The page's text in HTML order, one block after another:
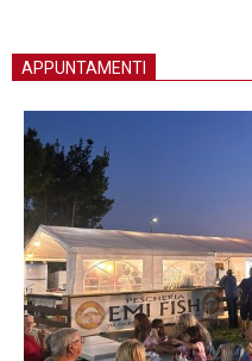
APPUNTAMENTI